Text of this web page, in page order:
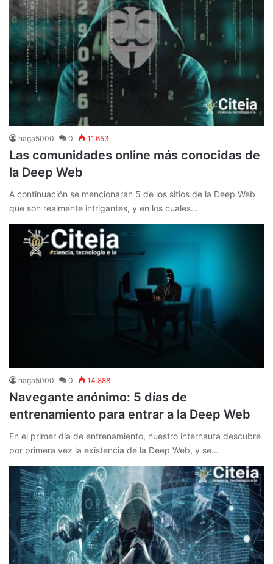
naga5000 0 11.653
Las comunidades online más conocidas de
la Deep Web
A continuación se mencionarán 5 de los sitios de la Deep Web
que son realmente intrigantes, y en los cuales…
naga5000 0 14.888
Navegante anónimo: 5 días de
entrenamiento para entrar a la Deep Web
En el primer día de entrenamiento, nuestro internauta descubre
por primera vez la existencia de la Deep Web, y se…